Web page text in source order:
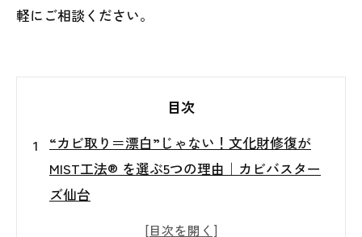
軽にご相談ください。
目次
“カビ取り＝漂白”じゃない！文化財修復が
MIST工法® を選ぶ5つの理由｜カビバスター
ズ仙台
はじめに――「漂白」に頼らないカビ取りが